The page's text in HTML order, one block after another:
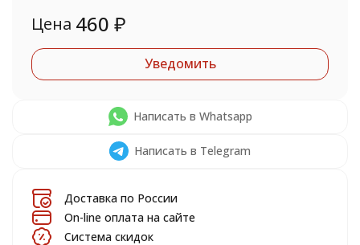
Цена 460 ₽
Уведомить
Написать в Whatsapp
Написать в Telegram
Доставка по России
On-line оплата на сайте
Система скидок